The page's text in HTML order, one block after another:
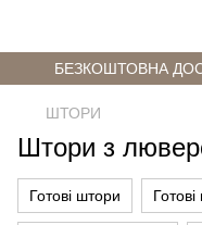
БЕЗКОШТОВНА
ШТОРИ
Штори з
Готові штори